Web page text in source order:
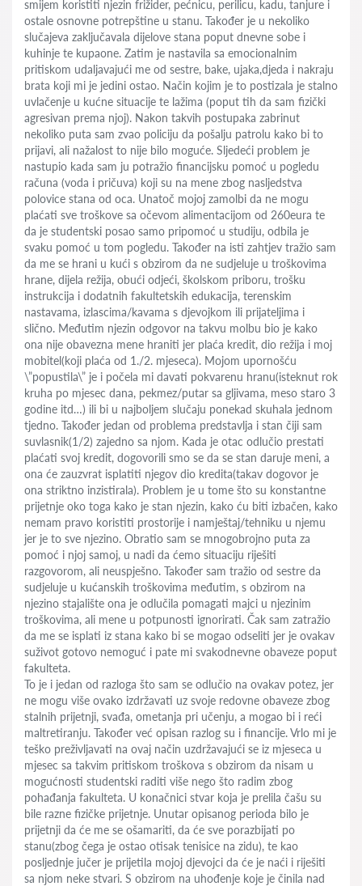
smijem koristiti njezin frižider, pećnicu, perilicu, kadu, tanjure i
ostale osnovne potrepštine u stanu. Također je u nekoliko
slučajeva zaključavala dijelove stana poput dnevne sobe i
kuhinje te kupaone. Zatim je nastavila sa emocionalnim
pritiskom udaljavajući me od sestre, bake, ujaka,djeda i nakraju
brata koji mi je jedini ostao. Način kojim je to postizala je stalno
uvlačenje u kućne situacije te lažima (poput tih da sam fizički
agresivan prema njoj). Nakon takvih postupaka zabrinut
nekoliko puta sam zvao policiju da pošalju patrolu kako bi to
prijavi, ali nažalost to nije bilo moguće. Sljedeći problem je
nastupio kada sam ju potražio financijsku pomoć u pogledu
računa (voda i pričuva) koji su na mene zbog nasljedstva
polovice stana od oca. Unatoč mojoj zamolbi da ne mogu
plaćati sve troškove sa očevom alimentacijom od 260eura te
da je studentski posao samo pripomoć u studiju, odbila je
svaku pomoć u tom pogledu. Također na isti zahtjev tražio sam
da me se hrani u kući s obzirom da ne sudjeluje u troškovima
hrane, dijela režija, obući odjeći, školskom priboru, trošku
instrukcija i dodatnih fakultetskih edukacija, terenskim
nastavama, izlascima/kavama s djevojkom ili prijateljima i
slično. Međutim njezin odgovor na takvu molbu bio je kako
ona nije obavezna mene hraniti jer plaća kredit, dio režija i moj
mobitel(koji plaća od 1./2. mjeseca). Mojom upornošću
\”popustila\” je i počela mi davati pokvarenu hranu(isteknut rok
kruha po mjesec dana, pekmez/putar sa gljivama, meso staro 3
godine itd…) ili bi u najboljem slučaju ponekad skuhala jednom
tjedno. Također jedan od problema predstavlja i stan čiji sam
suvlasnik(1/2) zajedno sa njom. Kada je otac odlučio prestati
plaćati svoj kredit, dogovorili smo se da se stan daruje meni, a
ona će zauzvrat isplatiti njegov dio kredita(takav dogovor je
ona striktno inzistirala). Problem je u tome što su konstantne
prijetnje oko toga kako je stan njezin, kako ću biti izbačen, kako
nemam pravo koristiti prostorije i namještaj/tehniku u njemu
jer je to sve njezino. Obratio sam se mnogobrojno puta za
pomoć i njoj samoj, u nadi da ćemo situaciju riješiti
razgovorom, ali neuspješno. Također sam tražio od sestre da
sudjeluje u kućanskih troškovima međutim, s obzirom na
njezino stajalište ona je odlučila pomagati majci u njezinim
troškovima, ali mene u potpunosti ignorirati. Čak sam zatražio
da me se isplati iz stana kako bi se mogao odseliti jer je ovakav
suživot gotovo nemoguć i pate mi svakodnevne obaveze poput
fakulteta.
To je i jedan od razloga što sam se odlučio na ovakav potez, jer
ne mogu više ovako izdržavati uz svoje redovne obaveze zbog
stalnih prijetnji, svađa, ometanja pri učenju, a mogao bi i reći
maltretiranju. Također već opisan razlog su i financije. Vrlo mi je
teško preživljavati na ovaj način uzdržavajući se iz mjeseca u
mjesec sa takvim pritiskom troškova s obzirom da nisam u
mogućnosti studentski raditi više nego što radim zbog
pohađanja fakulteta. U konačnici stvar koja je prelila čašu su
bile razne fizičke prijetnje. Unutar opisanog perioda bilo je
prijetnji da će me se ošamariti, da će sve porazbijati po
stanu(zbog čega je ostao otisak tenisice na zidu), te kao
posljednje jučer je prijetila mojoj djevojci da će je naći i riješiti
sa njom neke stvari. S obzirom na uhođenje koje je činila nad